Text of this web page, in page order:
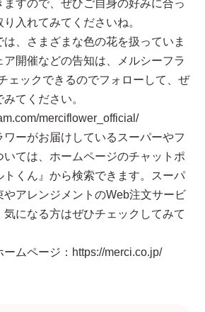
すので、ぜひご自身の好みに合っ
入れてみてくださいね。
は、さまざまな色の花を扱っていま
開催などの告知は、メルシーフラ
ェックできるのでフォローして、ぜ
てください。
merciflower_official/
ワーがお届けしているスーパーやフ
いては、ホームページのチャットポ
トくん』から検索できます。スーパ
やアレンジメントのWeb注文サービ
気になる方はぜひチェックしてみて
ムページ： https://merci.co.jp/